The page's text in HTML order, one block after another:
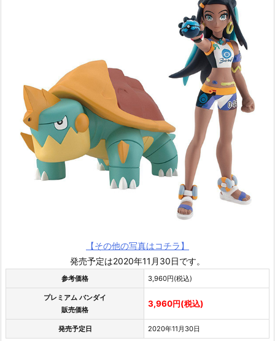
【その他の写真はコチラ】
発売予定は2020年11月30日です。
参考価格 3,960円(税込)
プレミアム バンダイ
販売価格
3,960円(税込)
発売予定日 2020年11月30日